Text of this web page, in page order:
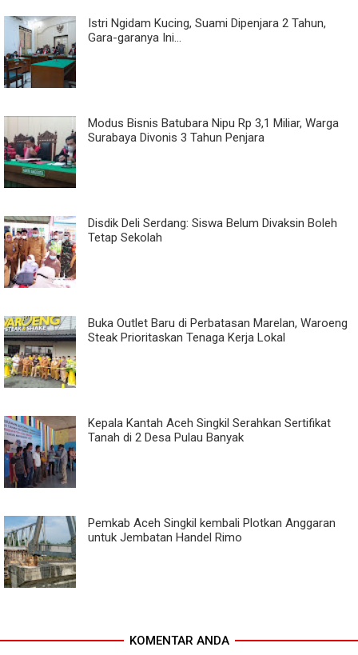
Istri Ngidam Kucing, Suami Dipenjara 2 Tahun,
Gara-garanya Ini...
Modus Bisnis Batubara Nipu Rp 3,1 Miliar, Warga
Surabaya Divonis 3 Tahun Penjara
Disdik Deli Serdang: Siswa Belum Divaksin Boleh
Tetap Sekolah
Buka Outlet Baru di Perbatasan Marelan, Waroeng
Steak Prioritaskan Tenaga Kerja Lokal
Kepala Kantah Aceh Singkil Serahkan Sertifikat
Tanah di 2 Desa Pulau Banyak
Pemkab Aceh Singkil kembali Plotkan Anggaran
untuk Jembatan Handel Rimo
KOMENTAR ANDA